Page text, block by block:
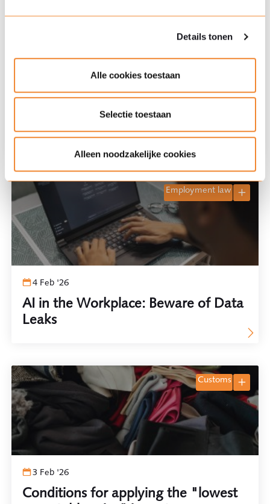
Details tonen
Alle cookies toestaan
Selectie toestaan
Alleen noodzakelijke cookies
Could “Cyborg Pigeons” Soon Fall
Under the Russian Sanctions
Regime?
4 Feb '26
AI in the Workplace: Beware of Data
Leaks
employment law
3 Feb '26
Conditions for applying the "lowest
customs